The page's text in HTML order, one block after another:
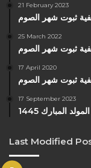
21 February 2023
25 March 2022
17 April 2020
17 September 2023
المبارك 1445
Last Modified